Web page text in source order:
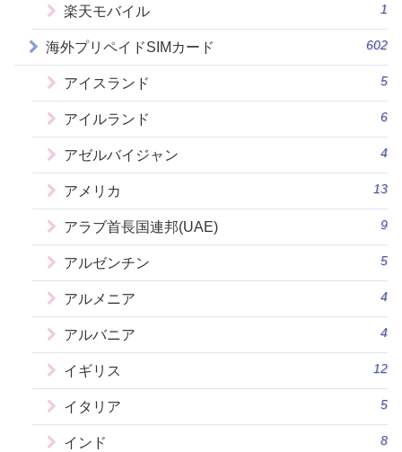
楽天モバイル 1
海外プリペイドSIMカード 602
アイスランド 5
アイルランド 6
アゼルバイジャン 4
アメリカ 13
アラブ首長国連邦(UAE) 9
アルゼンチン 5
アルメニア 4
アルバニア 4
イギリス 12
イタリア 5
インド 8